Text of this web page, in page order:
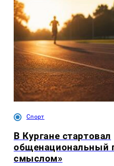
Спорт
В Кургане стартовал
общенациональный
смыслом»